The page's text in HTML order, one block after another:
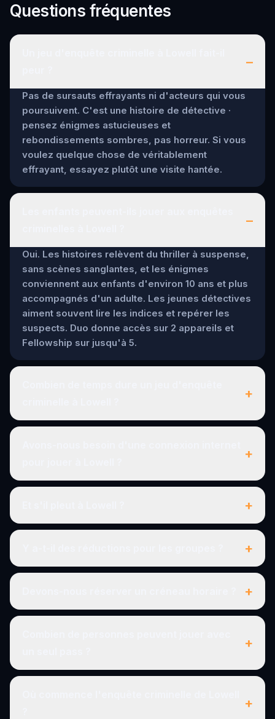
Questions fréquentes
–
Pas de sursauts effrayants ni d'acteurs qui vous
poursuivent. C'est une histoire de détective ·
pensez énigmes astucieuses et
rebondissements sombres, pas horreur. Si vous
voulez quelque chose de véritablement
effrayant, essayez plutôt une visite hantée.
–
Oui. Les histoires relèvent du thriller à suspense,
sans scènes sanglantes, et les énigmes
conviennent aux enfants d'environ 10 ans et plus
accompagnés d'un adulte. Les jeunes détectives
aiment souvent lire les indices et repérer les
suspects. Duo donne accès sur 2 appareils et
Fellowship sur jusqu'à 5.
+
+
+
+
+
+
+